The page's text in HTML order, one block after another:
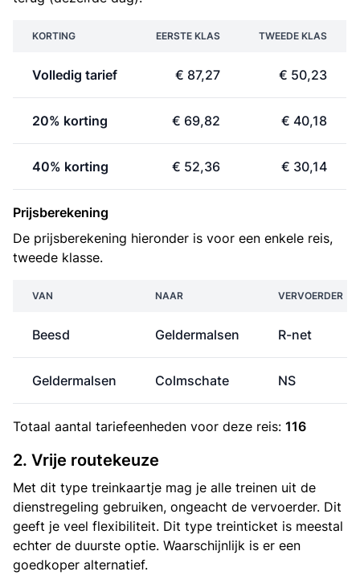
KORTING EERSTE KLAS TWEEDE KLAS
Volledig tarief € 87,27 € 50,23
20% korting € 69,82 € 40,18
40% korting € 52,36 € 30,14
Prijsberekening
De prijsberekening hieronder is voor een enkele reis,
tweede klasse.
VAN NAAR VERVOERDER
Beesd Geldermalsen R-net
Geldermalsen Colmschate NS
Totaal aantal tariefeenheden voor deze reis: 116
2. Vrije routekeuze
Met dit type treinkaartje mag je alle treinen uit de
dienstregeling gebruiken, ongeacht de vervoerder. Dit
geeft je veel flexibiliteit. Dit type treinticket is meestal
echter de duurste optie. Waarschijnlijk is er een
goedkoper alternatief.